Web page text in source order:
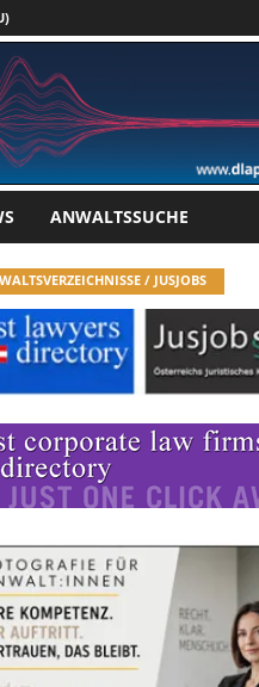
ANWALTSSUCHE
/ JUSJOBS